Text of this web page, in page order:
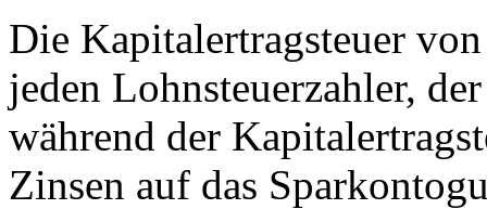
Die Kapitalertragsteuer
jeden Lohnsteuerzahler,
während der
Zinsen auf das